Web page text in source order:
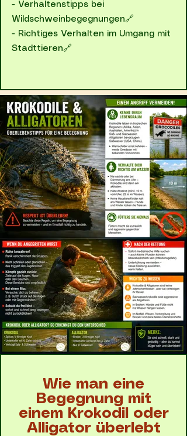
- Verhaltenstipps bei
Wildschweinbegegnungen🔗
- Richtiges Verhalten im Umgang mit
Stadttieren🔗
Wie man eine
Begegnung mit
einem Krokodil oder
Alligator überlebt